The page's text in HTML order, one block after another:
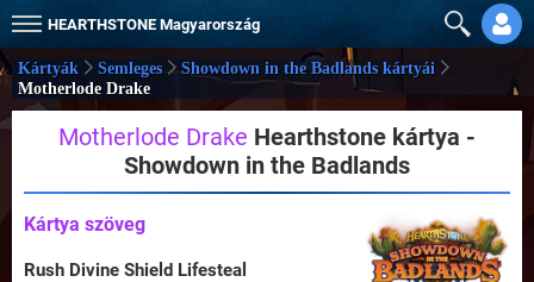
HEARTHSTONE Magyarország
Kártyák Semleges
Showdown in the Badlands kártyái
Motherlode Drake
Motherlode Drake Hearthstone kártya -
Showdown in the Badlands
Kártya szöveg
Rush Divine Shield Lifesteal